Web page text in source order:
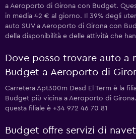
a Aeroporto di Girona con Budget.
in media 42 € al giorno. Il 39% degli
auto SUV a Aeroporto di Girona con
della disponibilità e delle attività che
Dove posso trovare auto a
Budget a Aeroporto di
Carretera Apt300m Desd El Term è la
Budget più vicina a Aeroporto di
questa filiale è +34 972 46 70 81
Budget offre servizi di